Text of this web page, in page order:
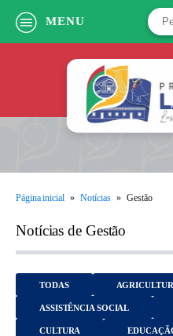
MENU
Página inicial » Notícias » Gestão
Notícias de Gestão
TODAS
ASSISTÊNCIA SOCIAL
CULTURA